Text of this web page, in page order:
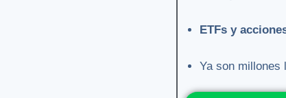
ETFs y
Ya son millones